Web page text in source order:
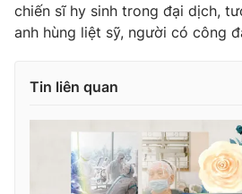
Liên hệ tòa soạn
THỜI BÁO VTV
chiến sĩ hy sinh trong đại dịch,
anh hùng liệt sỹ, người có công
Tin liên quan